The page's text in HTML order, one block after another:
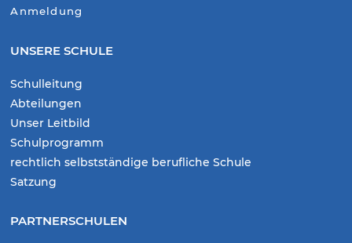
Anmeldung
UNSERE SCHULE
Schulleitung
Abteilungen
Unser Leitbild
Schulprogramm
rechtlich selbstständige berufliche Schule
Satzung
PARTNERSCHULEN